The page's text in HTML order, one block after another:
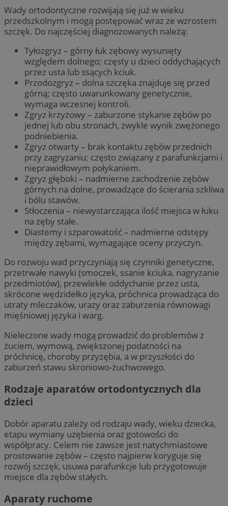
Wady ortodontyczne rozwijają się już w wieku
przedszkolnym i mogą postępować wraz ze wzrostem
szczęk. Do najczęściej diagnozowanych należą:
Tyłozgryz – górny łuk zębowy wysunięty
względem dolnego; częsty u dzieci oddychających
przez usta lub ssących kciuk.
Przodozgryz – dolna szczęka znajduje się przed
górną; często uwarunkowany genetycznie,
wymaga wczesnej kontroli.
Zgryz krzyżowy – zaburzone stykanie zębów po
jednej lub obu stronach, zwykle wynik zwężonego
podniebienia.
Zgryz otwarty – brak kontaktu zębów przednich
przy zagryzaniu; często związany z parafunkcjami i
nieprawidłowym połykaniem.
Zgryz głęboki – nadmierne zachodzenie zębów
górnych na dolne, prowadzące do ścierania szkliwa
i bólu stawów.
Stłoczenia – niewystarczająca ilość miejsca w łuku
na zęby stałe.
Diastemy i szparowatość – nadmierne odstępy
między zębami, wymagające oceny przyczyn.
Do rozwoju wad przyczyniają się czynniki genetyczne,
przetrwałe nawyki (smoczek, ssanie kciuka, nagryzanie
przedmiotów), przewlekłe oddychanie przez usta,
skrócone wędzidełko języka, próchnica prowadząca do
utraty mleczaków, urazy oraz zaburzenia równowagi
mięśniowej języka i warg.
Nieleczone wady mogą prowadzić do problemów z
żuciem, wymową, zwiększonej podatności na
próchnicę, choroby przyzębia, a w przyszłości do
zaburzeń stawu skroniowo-żuchwowego.
Rodzaje aparatów ortodontycznych dla
dzieci
Dobór aparatu zależy od rodzaju wady, wieku dziecka,
etapu wymiany uzębienia oraz gotowości do
współpracy. Celem nie zawsze jest natychmiastowe
prostowanie zębów – często najpierw koryguje się
rozwój szczęk, usuwa parafunkcje lub przygotowuje
miejsce dla zębów stałych.
Aparaty ruchome